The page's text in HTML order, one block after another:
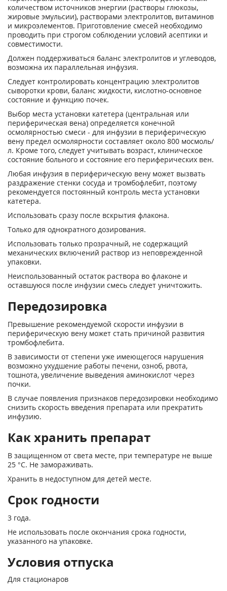
количеством источников энергии (растворы глюкозы,
жировые эмульсии), растворами электролитов, витаминов
и микроэлементов. Приготовление смесей необходимо
проводить при строгом соблюдении условий асептики и
совместимости.
Должен поддерживаться баланс электролитов и углеводов,
возможна их параллельная инфузия.
Следует контролировать концентрацию электролитов
сыворотки крови, баланс жидкости, кислотно-основное
состояние и функцию почек.
Выбор места установки катетера (центральная или
периферическая вена) определяется конечной
осмолярностью смеси - для инфузии в периферическую
вену предел осмолярности составляет около 800 мосмоль/
л. Кроме того, следует учитывать возраст, клиническое
состояние больного и состояние его периферических вен.
Любая инфузия в периферическую вену может вызвать
раздражение стенки сосуда и тромбофлебит, поэтому
рекомендуется постоянный контроль места установки
катетера.
Использовать сразу после вскрытия флакона.
Только для однократного дозирования.
Использовать только прозрачный, не содержащий
механических включений раствор из неповрежденной
упаковки.
Неиспользованный остаток раствора во флаконе и
оставшуюся после инфузии смесь следует уничтожить.
Передозировка
Превышение рекомендуемой скорости инфузии в
периферическую вену может стать причиной развития
тромбофлебита.
В зависимости от степени уже имеющегося нарушения
возможно ухудшение работы печени, озноб, рвота,
тошнота, увеличение выведения аминокислот через
почки.
В случае появления признаков передозировки необходимо
снизить скорость введения препарата или прекратить
инфузию.
Как хранить препарат
В защищенном от света месте, при температуре не выше
25 °С. Не замораживать.
Хранить в недоступном для детей месте.
Срок годности
3 года.
Не использовать после окончания срока годности,
указанного на упаковке.
Условия отпуска
Для стационаров